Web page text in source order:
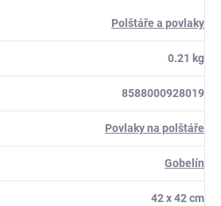
Polštáře a povlaky
0.21 kg
8588000928019
Povlaky na polštáře
Gobelín
42 x 42 cm